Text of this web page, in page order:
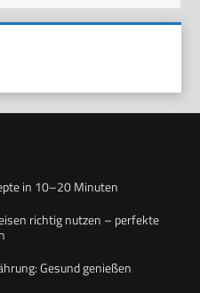
in 10–20 Minuten
richtig nutzen – perfekte
Gesund genießen